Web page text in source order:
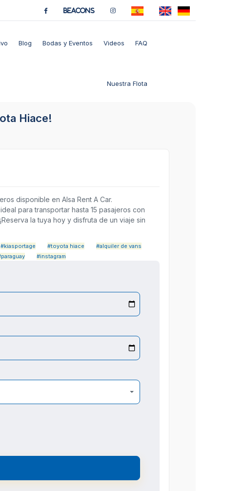
BeaCons
Blog Bodas y Eventos Videos FAQ
Nuestra Flota
Hiace!
disponible en Alsa Rent A Car.
para transportar hasta 15 pasajeros con
la tuya hoy y disfruta de un viaje sin
#kiasportage #toyota hiace
#alquiler de vans
#instagram